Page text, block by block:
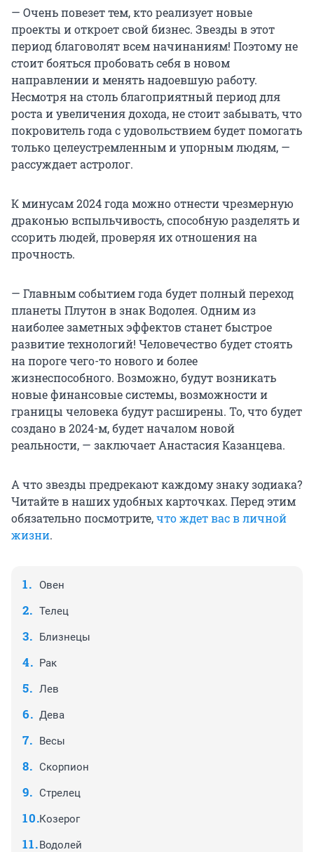
— Очень повезет тем, кто реализует новые
проекты и откроет свой бизнес. Звезды в этот
период благоволят всем начинаниям! Поэтому не
стоит бояться пробовать себя в новом
направлении и менять надоевшую работу.
Несмотря на столь благоприятный период для
роста и увеличения дохода, не стоит забывать, что
покровитель года с удовольствием будет помогать
только целеустремленным и упорным людям, —
рассуждает астролог.
К минусам 2024 года можно отнести чрезмерную
драконью вспыльчивость, способную разделять и
ссорить людей, проверяя их отношения на
прочность.
— Главным событием года будет полный переход
планеты Плутон в знак Водолея. Одним из
наиболее заметных эффектов станет быстрое
развитие технологий! Человечество будет стоять
на пороге чего-то нового и более
жизнеспособного. Возможно, будут возникать
новые финансовые системы, возможности и
границы человека будут расширены. То, что будет
создано в 2024-м, будет началом новой
реальности, — заключает Анастасия Казанцева.
А что звезды предрекают каждому знаку зодиака?
Читайте в наших удобных карточках. Перед этим
обязательно посмотрите,что ждет вас в личной
жизни.
Овен
Телец
Близнецы
Рак
Лев
Дева
Весы
Скорпион
Стрелец
Козерог
Водолей